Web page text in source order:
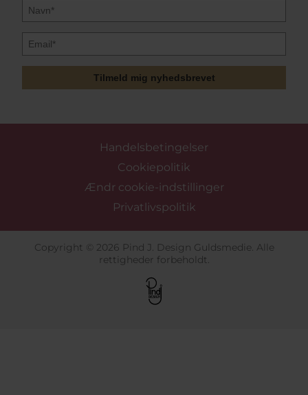
Tilmeld mig nyhedsbrevet
Handelsbetingelser
Cookiepolitik
Ændr cookie-indstillinger
Privatlivspolitik
Copyright © 2026 Pind J. Design Guldsmedie. Alle
rettigheder forbeholdt.